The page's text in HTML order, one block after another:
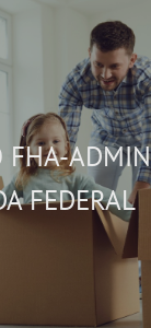
FHA-
FEDERAL